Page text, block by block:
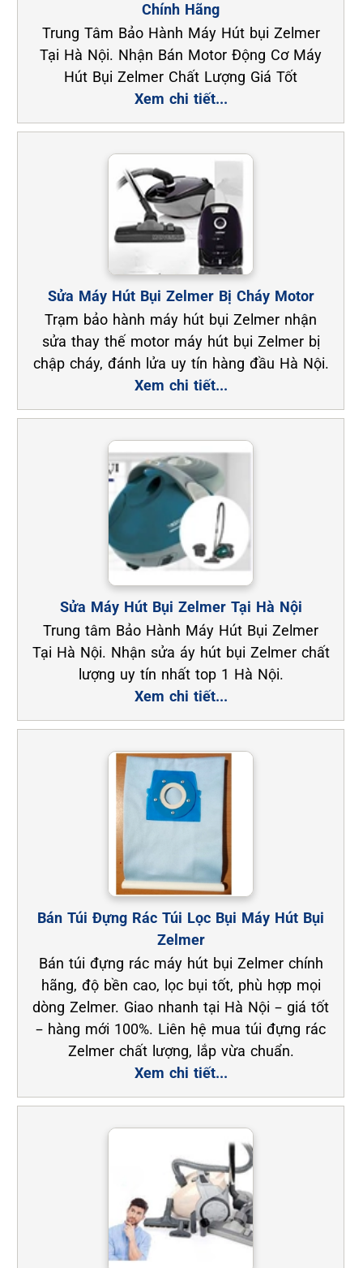
Chính Hãng
Trung Tâm Bảo Hành Máy Hút bụi Zelmer
Tại Hà Nội. Nhận Bán Motor Động Cơ Máy
Hút Bụi Zelmer Chất Lượng Giá Tốt
Xem chi tiết...
Sửa Máy Hút Bụi Zelmer Bị Cháy Motor
Trạm bảo hành máy hút bụi Zelmer nhận
sửa thay thế motor máy hút bụi Zelmer bị
chập cháy, đánh lửa uy tín hàng đầu Hà Nội.
Xem chi tiết...
Sửa Máy Hút Bụi Zelmer Tại Hà Nội
Trung tâm Bảo Hành Máy Hút Bụi Zelmer
Tại Hà Nội. Nhận sửa áy hút bụi Zelmer chất
lượng uy tín nhất top 1 Hà Nội.
Xem chi tiết...
Bán Túi Đựng Rác Túi Lọc Bụi Máy Hút Bụi
Zelmer
Bán túi đựng rác máy hút bụi Zelmer chính
hãng, độ bền cao, lọc bụi tốt, phù hợp mọi
dòng Zelmer. Giao nhanh tại Hà Nội – giá tốt
– hàng mới 100%. Liên hệ mua túi đựng rác
Zelmer chất lượng, lắp vừa chuẩn.
Xem chi tiết...